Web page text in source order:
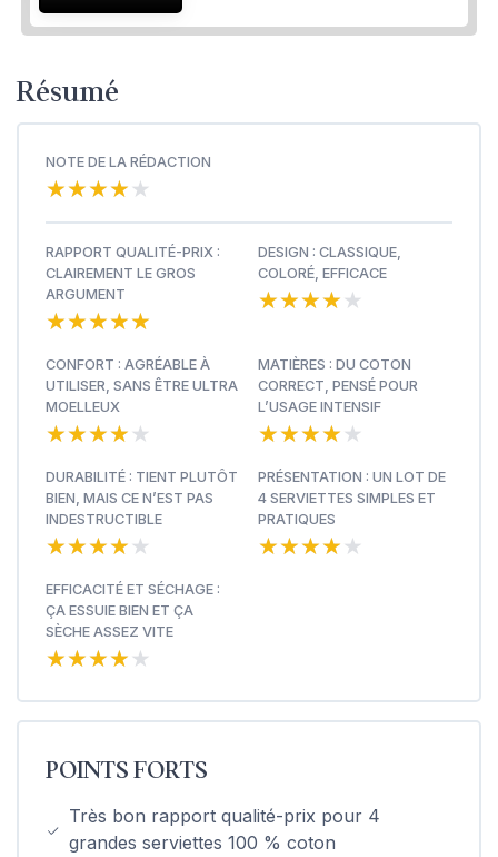
Résumé
NOTE DE LA RÉDACTION
★★★★★
★★★★★
RAPPORT QUALITÉ-PRIX :
CLAIREMENT LE GROS
ARGUMENT
★★★★★
★★★★★
DESIGN : CLASSIQUE,
COLORÉ, EFFICACE
★★★★★
★★★★★
CONFORT : AGRÉABLE À
UTILISER, SANS ÊTRE ULTRA
MOELLEUX
★★★★★
★★★★★
MATIÈRES : DU COTON
CORRECT, PENSÉ POUR
L’USAGE INTENSIF
★★★★★
★★★★★
DURABILITÉ : TIENT PLUTÔT
BIEN, MAIS CE N’EST PAS
INDESTRUCTIBLE
★★★★★
★★★★★
PRÉSENTATION : UN LOT DE
4 SERVIETTES SIMPLES ET
PRATIQUES
★★★★★
★★★★★
EFFICACITÉ ET SÉCHAGE :
ÇA ESSUIE BIEN ET ÇA
SÈCHE ASSEZ VITE
★★★★★
★★★★★
POINTS FORTS
Très bon rapport qualité-prix pour 4
grandes serviettes 100 % coton